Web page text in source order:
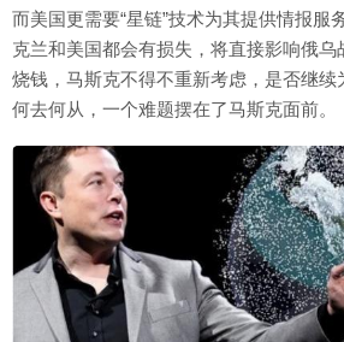
而美国更需要“星链”技术为其提供情报服
克兰和美国都会有损失，将直接影响俄乌
烧钱，马斯克不得不重新考虑，是否继
何去何从，一个难题摆在了马斯克面前。